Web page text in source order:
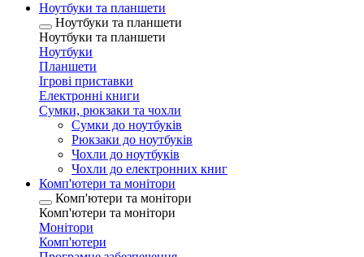
Ноутбуки та планшети
Ноутбуки та планшети
Ноутбуки та планшети
Ноутбуки
Планшети
Ігрові приставки
Електронні книги
Сумки, рюкзаки та чохли
Сумки до ноутбуків
Рюкзаки до ноутбуків
Чохли до ноутбуків
Чохли до електронних книг
Комп'ютери та монітори
Комп'ютери та монітори
Комп'ютери та монітори
Монітори
Комп'ютери